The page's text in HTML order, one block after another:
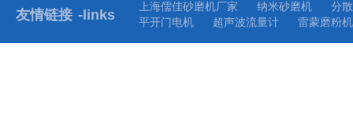
友情链接 -links
上海儒佳砂磨机厂家 纳米砂磨机
分
平开门电机
超声波流量计 雷蒙磨粉机